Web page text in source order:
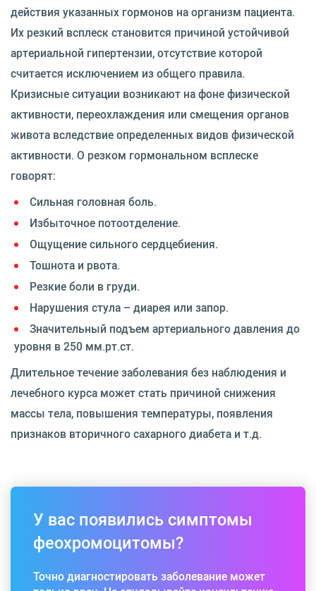
действия указанных гормонов на организм пациента.
Их резкий всплеск становится причиной устойчивой
артериальной гипертензии, отсутствие которой
считается исключением из общего правила.
Кризисные ситуации возникают на фоне физической
активности, переохлаждения или смещения органов
живота вследствие определенных видов физической
активности. О резком гормональном всплеске
говорят:
Сильная головная боль.
Избыточное потоотделение.
Ощущение сильного сердцебиения.
Тошнота и рвота.
Резкие боли в груди.
Нарушения стула – диарея или запор.
Значительный подъем артериального давления до
уровня в 250 мм.рт.ст.
Длительное течение заболевания без наблюдения и
лечебного курса может стать причиной снижения
массы тела, повышения температуры, появления
признаков вторичного сахарного диабета и т.д.
У вас появились симптомы
феохромоцитомы?
Точно диагностировать заболевание может